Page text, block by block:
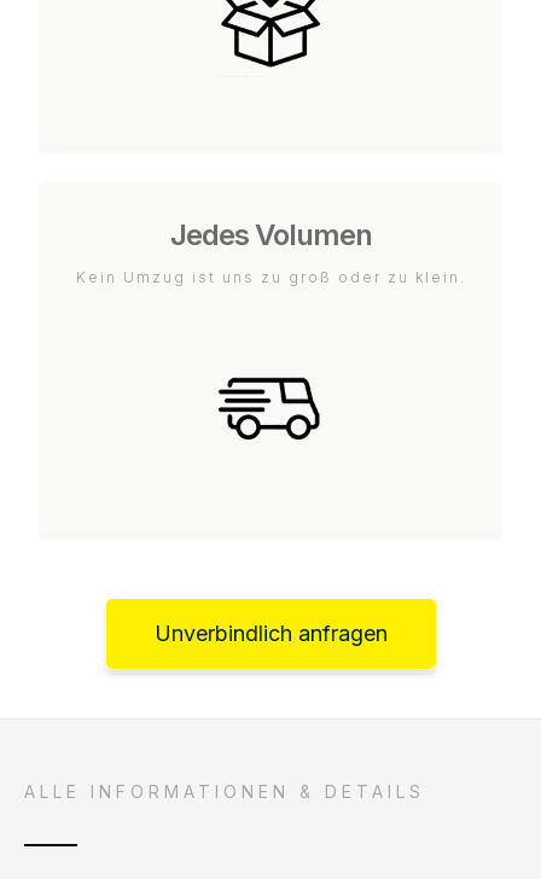
Jedes Volumen
Kein Umzug ist uns zu groß oder zu klein.
Unverbindlich anfragen
ALLE INFORMATIONEN & DETAILS